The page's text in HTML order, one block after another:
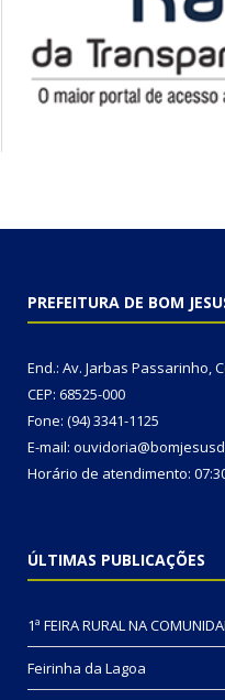
PREFEITURA DE BOM
End.: Av. Jarbas Passarinho,
CEP: 68525-000
Fone: (94) 3341-1125
E-mail:
Horário de atendimento:
ÚLTIMAS PUBLICAÇÕES
1ª FEIRA RURAL NA
Feirinha da Lagoa